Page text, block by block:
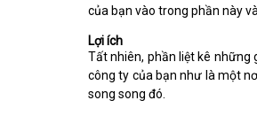
của bạn vào trong phần này
Lợi ích
Tất nhiên, phần liệt kê những
công ty của bạn như là một
song song đó.